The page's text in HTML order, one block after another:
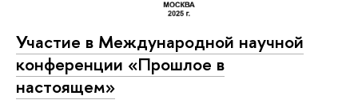
Участие в Международной научной
конференции «Прошлое в
настоящем»